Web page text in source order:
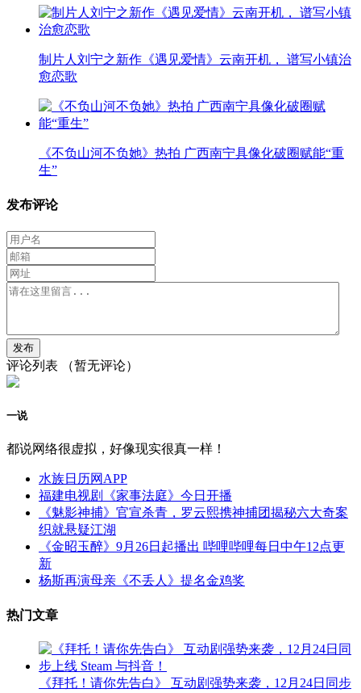
制片人刘宁之新作《遇见爱情》云南开机， 谱写小镇治
愈恋歌
《不负山河不负她》热拍 广西南宁具像化破圈赋能“重
生”
发布评论
评论列表 （暂无评论）
一说
都说网络很虚拟，好像现实很真一样！
水族日历网APP
福建电视剧《家事法庭》今日开播
《魅影神捕》官宣杀青，罗云熙携神捕团揭秘六大奇案
织就悬疑江湖
《金昭玉醉》9月26日起播出 哔哩哔哩每日中午12点更
新
杨斯再演母亲《不丢人》提名金鸡奖
热门文章
《拜托！请你先告白》 互动剧强势来袭，12月24日同步